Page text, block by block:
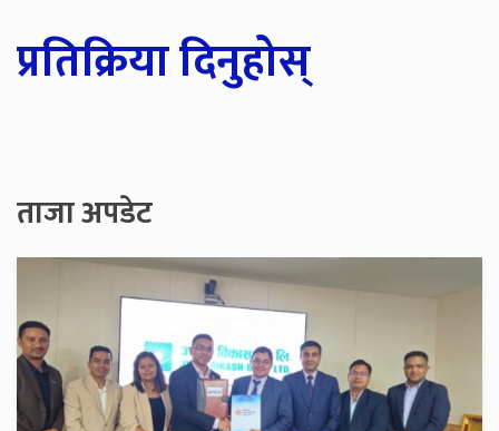
प्रतिक्रिया दिनुहोस्
ताजा अपडेट